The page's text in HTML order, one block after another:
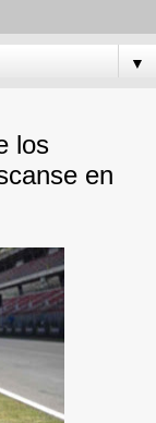
▼
los
en